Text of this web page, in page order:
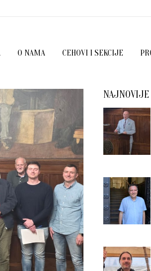
O NAMA CEHOVI I SEKCIJE
NAJNOVIJE